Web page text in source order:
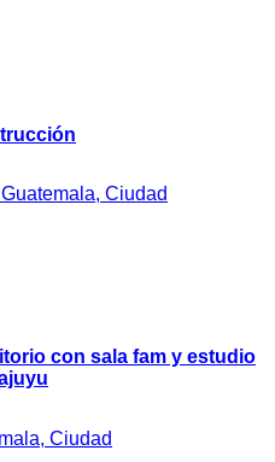
Ciudad
con sala fam y estudio
Ciudad